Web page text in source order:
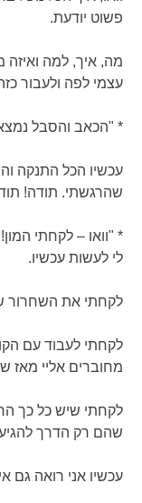
פשוט יודעת.
מה, איך, למה ואיזה
עצמי לפה ולעבור
* "הכאב והסבל
עכשיו הכל התנקה
שהרגשתי. תודה!
* "וואו – לקחתי
לי לעשות עכשיו.
לקחתי את השחרור
לקחתי לעבוד עם
מחוברים אליי מאז
לקחתי שיש כל כך
שהם רק הדרך להגיע
עכשיו אני רואה גם